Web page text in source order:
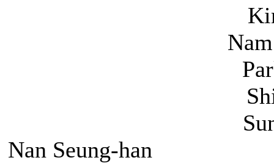
Nan Seung-han